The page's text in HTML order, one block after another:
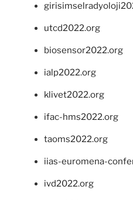
utcd2022.org
biosensor2022.org
ialp2022.org
klivet2022.org
ifac-hms2022.org
taoms2022.org
iias-euromena-
ivd2022.org